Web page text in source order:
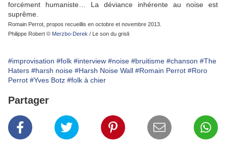
forcément humaniste… La déviance inhérente au noise est
suprême.
Romain Perrot, propos recueillis en octobre et novembre 2013.
Philippe Robert © Merzbo-Derek / Le son du grisli
#improvisation #folk #interview #noise #bruitisme #chanson #The
Haters #harsh noise #Harsh Noise Wall #Romain Perrot #Roro
Perrot #Yves Botz #folk à chier
Partager